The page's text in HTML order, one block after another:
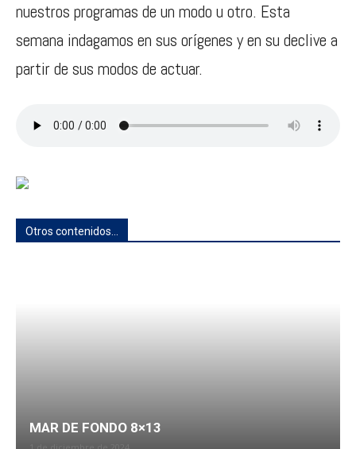
nuestros programas de un modo u otro. Esta
semana indagamos en sus orígenes y en su declive a
partir de sus modos de actuar.
Otros contenidos...
MAR DE FONDO 8×13